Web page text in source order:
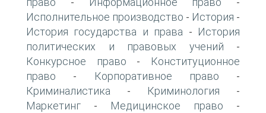
- -
Исполнительное производство - История -
История государства и права -
История
политических и правовых учений -
Конкурсное право -
Конституционное
право - Корпоративное право -
Криминалистика - Криминология -
Маркетинг - Медицинское право -